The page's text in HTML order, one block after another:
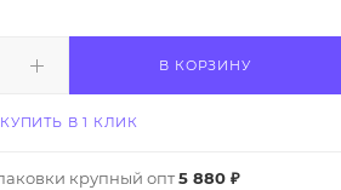
В КОРЗИНУ
КУПИТЬ В 1 КЛИК
крупный опт5 880 ₽